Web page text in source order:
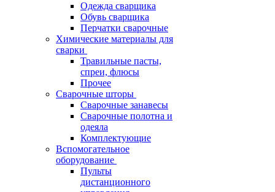
Одежда сварщика
Обувь сварщика
Перчатки сварочные
Химические материалы для
сварки
Травильные пасты,
спреи, флюсы
Прочее
Сварочные шторы
Сварочные занавесы
Сварочные полотна и
одеяла
Комплектующие
Вспомогательное
оборудование
Пульты
дистанционного